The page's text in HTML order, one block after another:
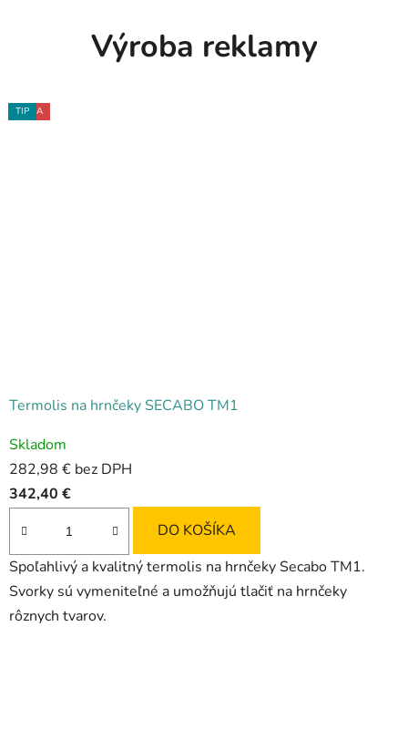
Výroba reklamy
Termolis na hrnčeky SECABO TM1
hodnotenie
produktu
je
5,0
z
5
hviezdičiek.
Skladom
282,98 € bez DPH
342,40 €
DO KOŠÍKA
Spoľahlivý a kvalitný termolis na hrnčeky Secabo TM1.
Svorky sú vymeniteľné a umožňujú tlačiť na hrnčeky
rôznych tvarov.
AKCIA
TIP
TIP